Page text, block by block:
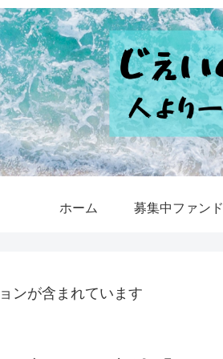
ホーム 募集中ファンド
ンが含まれています